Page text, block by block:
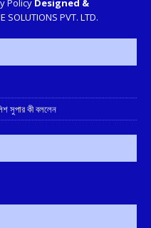
Policy Designed &
SOLUTIONS PVT. LTD.
সুপার কী বললেন